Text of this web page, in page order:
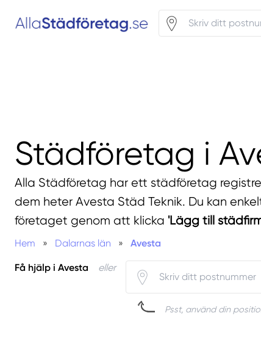
Städföretag i
Alla Städföretag har ett städföretag
dem heter Avesta Städ Teknik. Du kan
företaget genom att klicka 'Lägg till
Hem » Dalarnas län » Avesta
Få hjälp i Avesta eller
Psst, använd din